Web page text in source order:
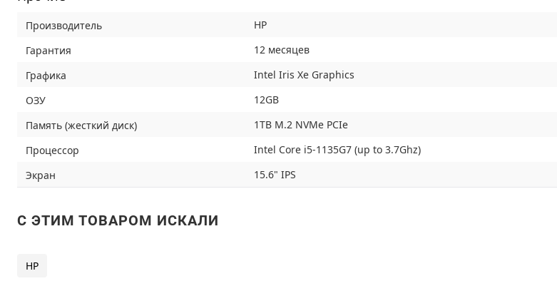
Производитель
HP
Гарантия
12 месяцев
Графика
Intel Iris Xe Graphics
ОЗУ
12GB
Память (жесткий диск)
1TB M.2 NVMe PCIe
Процессор
Intel Core i5-1135G7 (up to 3.7Ghz)
Экран
15.6" IPS
C ЭТИМ ТОВАРОМ ИСКАЛИ
HP